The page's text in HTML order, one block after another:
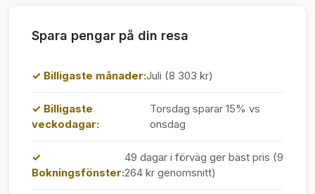
Spara pengar på din resa
✓ Billigaste månader:Juli (8 303 kr)
✓ Billigaste
veckodagar:
Torsdag sparar 15% vs
onsdag
✓
Bokningsfönster:
49 dagar i förväg ger bäst pris (9
264 kr genomsnitt)